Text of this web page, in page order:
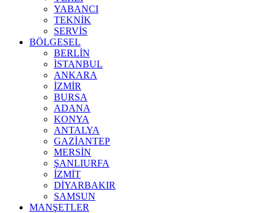
YABANCI
TEKNİK
SERVİS
BÖLGESEL
BERLİN
İSTANBUL
ANKARA
İZMİR
BURSA
ADANA
KONYA
ANTALYA
GAZİANTEP
MERSİN
ŞANLIURFA
İZMİT
DİYARBAKIR
SAMSUN
MANŞETLER